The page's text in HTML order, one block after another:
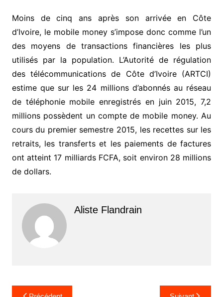
Moins de cinq ans après son arrivée en Côte
d’Ivoire, le mobile money s’impose donc comme l’un
des moyens de transactions financières les plus
utilisés par la population. L’Autorité de régulation
des télécommunications de Côte d’Ivoire (ARTCI)
estime que sur les 24 millions d’abonnés au réseau
de téléphonie mobile enregistrés en juin 2015, 7,2
millions possèdent un compte de mobile money. Au
cours du premier semestre 2015, les recettes sur les
retraits, les transferts et les paiements de factures
ont atteint 17 milliards FCFA, soit environ 28 millions
de dollars.
Aliste Flandrain
Navigation